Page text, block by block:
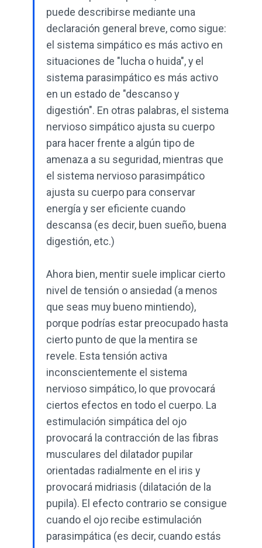
puede describirse mediante una
declaración general breve, como sigue:
el sistema simpático es más activo en
situaciones de "lucha o huida", y el
sistema parasimpático es más activo
en un estado de "descanso y
digestión". En otras palabras, el sistema
nervioso simpático ajusta su cuerpo
para hacer frente a algún tipo de
amenaza a su seguridad, mientras que
el sistema nervioso parasimpático
ajusta su cuerpo para conservar
energía y ser eficiente cuando
descansa (es decir, buen sueño, buena
digestión, etc.)
Ahora bien, mentir suele implicar cierto
nivel de tensión o ansiedad (a menos
que seas muy bueno mintiendo),
porque podrías estar preocupado hasta
cierto punto de que la mentira se
revele. Esta tensión activa
inconscientemente el sistema
nervioso simpático, lo que provocará
ciertos efectos en todo el cuerpo. La
estimulación simpática del ojo
provocará la contracción de las fibras
musculares del dilatador pupilar
orientadas radialmente en el iris y
provocará midriasis (dilatación de la
pupila). El efecto contrario se consigue
cuando el ojo recibe estimulación
parasimpática (es decir, cuando estás